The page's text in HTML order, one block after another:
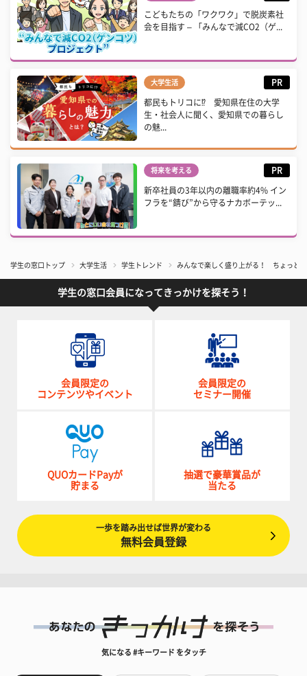
こどもたちの「ワクワク」で脱炭素社
会を目指す – 「みんなで減CO2（ゲ...
大学生活 PR
都民もトリコに⁉ 愛知県在住の大学
生・社会人に聞く、愛知県での暮らし
の魅...
将来を考える PR
新卒社員の3年以内の離職率約4% イン
フラを“錆び”から守るナカボーテッ...
学生の窓口トップ 大学生活 学生トレンド みんなで楽しく盛り上がる！ ちょっと
学生の窓口会員になってきっかけを探そう！
会員限定の
コンテンツやイベント
会員限定の
セミナー開催
QUOカードPayが
貯まる
抽選で豪華賞品が
当たる
一歩を踏み出せば世界が変わる
無料会員登録
気になる #キーワード をタッチ